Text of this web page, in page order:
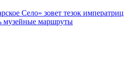
Село» зовет тезок императриц
музейные маршруты